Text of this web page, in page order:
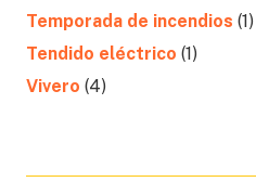
Temporada de incendios (1)
Tendido eléctrico (1)
Vivero (4)